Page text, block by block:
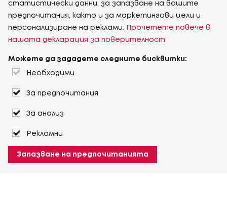
статистически данни, за запазване на вашите
предпочитания, както и за маркетингови цели и
персонализиране на реклами.
Прочетете повече в
нашата декларация за поверителност
Можете да зададете следните бисквитки:
Необходими
За предпочитания
За анализ
Рекламни
Запазване на предпочитанията